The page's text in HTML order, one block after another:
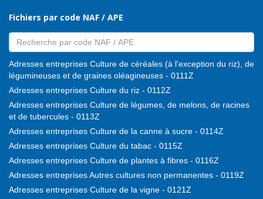
Fichiers par code NAF / APE
Adresses entreprises Culture de céréales (à l'exception du riz), de
légumineuses et de graines oléagineuses - 0111Z
Adresses entreprises Culture du riz - 0112Z
Adresses entreprises Culture de légumes, de melons, de racines
et de tubercules - 0113Z
Adresses entreprises Culture de la canne à sucre - 0114Z
Adresses entreprises Culture du tabac - 0115Z
Adresses entreprises Culture de plantes à fibres - 0116Z
Adresses entreprises Autres cultures non permanentes - 0119Z
Adresses entreprises Culture de la vigne - 0121Z